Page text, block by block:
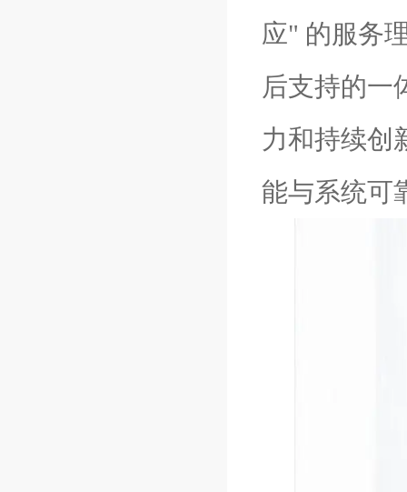
应" 的服务
后支持的一
力和持续创
能与系统可